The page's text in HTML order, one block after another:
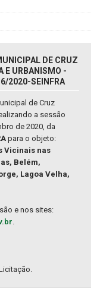
DE CRUZ
E URBANISMO -
2020-SEINFRA
de Cruz
a sessão
de 2020, da
para o objeto:
Vicinais nas
Belém,
Lagoa Velha,
e nos sites:
.